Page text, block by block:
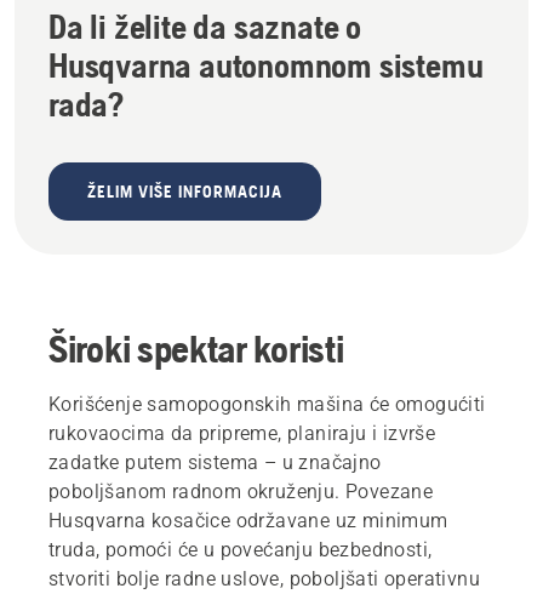
Da li želite da saznate o
Husqvarna autonomnom sistemu
rada?
ŽELIM VIŠE INFORMACIJA
Široki spektar koristi
Korišćenje samopogonskih mašina će omogućiti
rukovaocima da pripreme, planiraju i izvrše
zadatke putem sistema – u značajno
poboljšanom radnom okruženju. Povezane
Husqvarna kosačice održavane uz minimum
truda, pomoći će u povećanju bezbednosti,
stvoriti bolje radne uslove, poboljšati operativnu